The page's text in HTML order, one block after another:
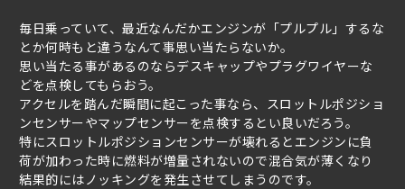
毎日乗っていて、最近なんだかエンジンが「プルプル」するな
とか何時もと違うなんて事思い当たらないか。
思い当たる事があるのならデスキャップやプラグワイヤーな
どを点検してもらおう。
アクセルを踏んだ瞬間に起こった事なら、スロットルポジショ
ンセンサーやマップセンサーを点検するとい良いだろう。
特にスロットルポジションセンサーが壊れるとエンジンに負
荷が加わった時に燃料が増量されないので混合気が薄くなり
結果的にはノッキングを発生させてしまうのです。